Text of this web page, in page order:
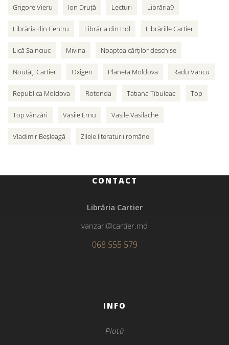
Grigore Vieru Ion Druță Lecturi Librăria9
Librăria din Centru Librăria din Hol Librăriile Cartier
Lică Sainciuc Mivina Noaptea cărților deschise
Noutăți Cartier Oxigen Planeta Moldova Radu Vancu
Republica Moldova Rotonda Tatiana Țîbuleac Top
Top vânzări Vasile Ernu Vasile Vasilache
Vladimir Beșleagă Zilele literaturii române
CONTACT
Librăria Cartier
vanzari@cartier.md
068 555 579
INFO
Plată